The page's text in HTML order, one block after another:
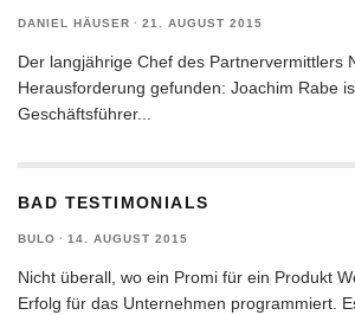
DANIEL HÄUSER · 21. AUGUST 2015
Der langjährige Chef des Partnervermittlers
Herausforderung gefunden: Joachim Rabe
Geschäftsführer...
BAD TESTIMONIALS
BULO · 14. AUGUST 2015
Nicht überall, wo ein Promi für ein Produkt
Erfolg für das Unternehmen programmiert.